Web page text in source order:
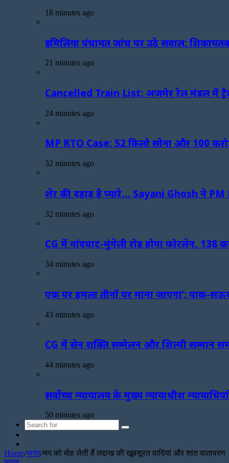
18 minutes ago
इमिलिया पंचायत जांच पर उठे सवाल:
21 minutes ago
Cancelled Train List: अजमेर रेल मंडल में
24 minutes ago
MP RTO Case: 52 किलो सोना और 100
32 minutes ago
शेर की दहाड़ है प्यारे… Sayani Ghosh ने
32 minutes ago
CG में नांदघाट-मुंगेली रोड होगा फोरलेन, 138
34 minutes ago
एक पर हमला तीनों पर माना जाएगा’: पाक-
43 minutes ago
CG में सेन शक्ति सम्मेलन और शिल्पी सम्मान
44 minutes ago
सर्वोच्च न्यायालय के मुख्‍य न्‍यायाधीश
50 minutes ago
Search
Article
Home/भारत/मन को मोह लेती हैं लद्दाख की खूबसूरत वादियां और शांत वातावरण